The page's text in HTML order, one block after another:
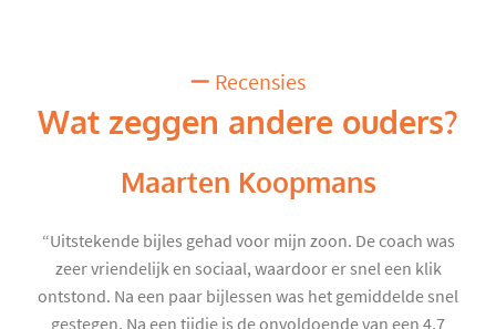
Recensies
Wat zeggen andere ouders?
Maarten Koopmans
“Uitstekende bijles gehad voor mijn zoon. De coach was
zeer vriendelijk en sociaal, waardoor er snel een klik
ontstond. Na een paar bijlessen was het gemiddelde snel
gestegen. Na een tijdje is de onvoldoende van een 4,7